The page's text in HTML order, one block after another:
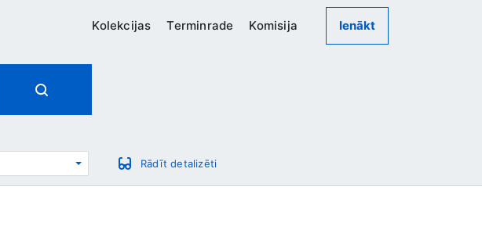
Kolekcijas Terminrade Komisija Ienākt
Rādīt detalizēti